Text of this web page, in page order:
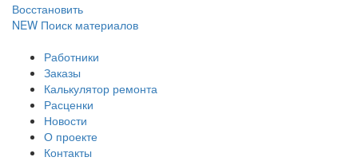
Восстановить
NEW Поиск материалов
Работники
Заказы
Калькулятор ремонта
Расценки
Новости
О проекте
Контакты